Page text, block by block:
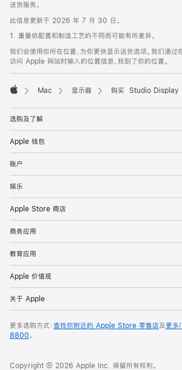
送货服务。
此信息更新于 2026 年 7 月 30 日。
1. 重量依配置和制造工艺的不同而可能有所差异。
我们会使用你所在位置，为你更快显示送货选项。我们通过
访问 Apple 网站时输入的位置信息，找到了你的位置。
Mac 显示器 购买 Studio Display
选购及了解
Apple 钱包
账户
娱乐
Apple Store 商店
商务应用
教育应用
Apple 价值观
关于 Apple
更多选购方式：查找你附近的 Apple Store 零售店及更多
8800。
Copyright © 2026 Apple Inc. 保留所有权利。